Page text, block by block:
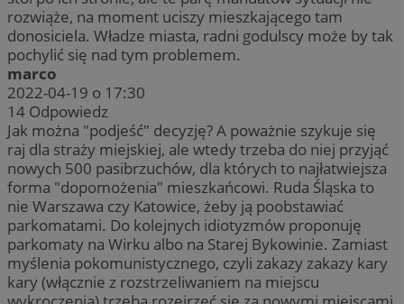
rozwiąże, na moment uciszy mieszkającego tam
donosiciela. Władze miasta, radni godulscy może by tak
pochylić się nad tym problemem.
marco
2022-04-19 o 17:30
14 Odpowiedz
Jak można "podjeść" decyzję? A poważnie szykuje się
raj dla straży miejskiej, ale wtedy trzeba do niej przyjąć
nowych 500 pasibrzuchów, dla których to najłatwiejsza
forma "dopomożenia" mieszkańcowi. Ruda Śląska to
nie Warszawa czy Katowice, żeby ją poobstawiać
parkomatami. Do kolejnych idiotyzmów proponuję
parkomaty na Wirku albo na Starej Bykowinie. Zamiast
myślenia pokomunistycznego, czyli zakazy zakazy kary
kary (włącznie z rozstrzeliwaniem na miejscu